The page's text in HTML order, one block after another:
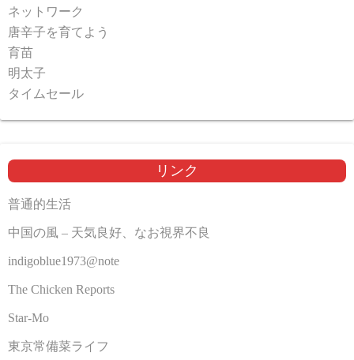
ネットワーク
唐辛子を育てよう
育苗
明太子
タイムセール
リンク
普通的生活
中国の風 – 天気良好、なお視界不良
indigoblue1973@note
The Chicken Reports
Star-Mo
東京常備菜ライフ